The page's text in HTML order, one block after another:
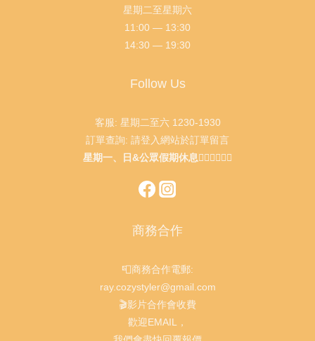
星期二至星期六
11:00 — 13:30
14:30 — 19:30
Follow Us
客服: 星期二至六 1230-1930
訂單查詢: 請登入網站於訂單留言
星期一、日&公眾假期休息🙇🏻‍♂️🙇🏻‍♀️
商務合作
📮商務合作電郵:
ray.cozystyler@gmail.com
🎬影片合作會收費
歡迎EMAIL，